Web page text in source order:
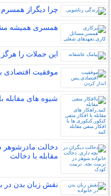
چرا دیگراز
همسری همیشه
این جملات را هرگز
موفقیت اقتصادی
شیوه های مقابله
دخالت مادرشوهر
مقابله با دخالت
نقش زبان بدن در